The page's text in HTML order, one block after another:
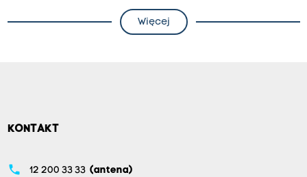
Więcej
KONTAKT
phone 12 200 33 33 (antena)